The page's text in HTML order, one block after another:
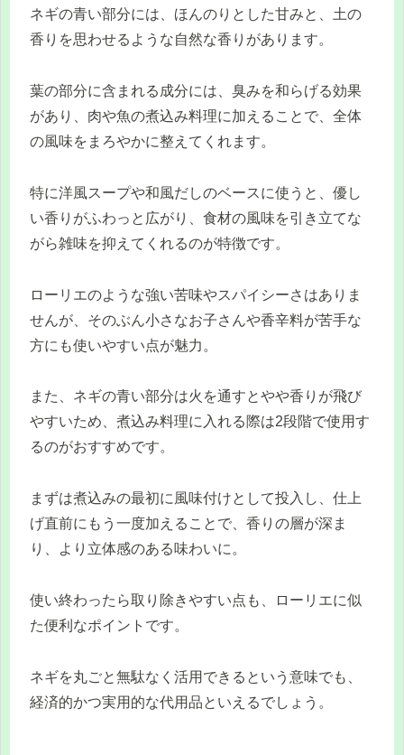
ネギの青い部分には、ほんのりとした甘みと、土の
香りを思わせるような自然な香りがあります。
葉の部分に含まれる成分には、臭みを和らげる効果
があり、肉や魚の煮込み料理に加えることで、全体
の風味をまろやかに整えてくれます。
特に洋風スープや和風だしのベースに使うと、優し
い香りがふわっと広がり、食材の風味を引き立てな
がら雑味を抑えてくれるのが特徴です。
ローリエのような強い苦味やスパイシーさはありま
せんが、そのぶん小さなお子さんや香辛料が苦手な
方にも使いやすい点が魅力。
また、ネギの青い部分は火を通すとやや香りが飛び
やすいため、煮込み料理に入れる際は2段階で使用す
るのがおすすめです。
まずは煮込みの最初に風味付けとして投入し、仕上
げ直前にもう一度加えることで、香りの層が深ま
り、より立体感のある味わいに。
使い終わったら取り除きやすい点も、ローリエに似
た便利なポイントです。
ネギを丸ごと無駄なく活用できるという意味でも、
経済的かつ実用的な代用品といえるでしょう。